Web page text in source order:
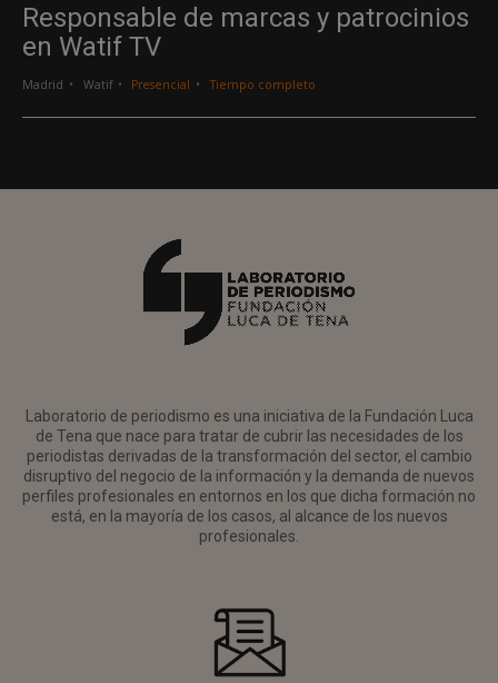
Responsable de marcas y patrocinios
en Watif TV
Madrid Watif Presencial Tiempo completo
Laboratorio de periodismo es una iniciativa de la Fundación Luca
de Tena que nace para tratar de cubrir las necesidades de los
periodistas derivadas de la transformación del sector, el cambio
disruptivo del negocio de la información y la demanda de nuevos
perfiles profesionales en entornos en los que dicha formación no
está, en la mayoría de los casos, al alcance de los nuevos
profesionales.